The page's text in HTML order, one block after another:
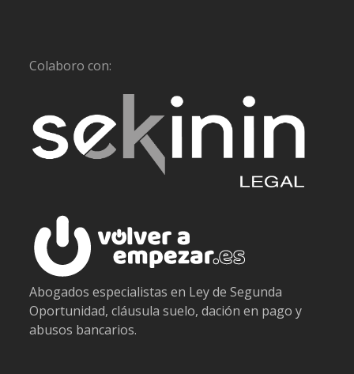
Colaboro con:
Abogados especialistas en Ley de Segunda
Oportunidad, cláusula suelo, dación en pago y
abusos bancarios.